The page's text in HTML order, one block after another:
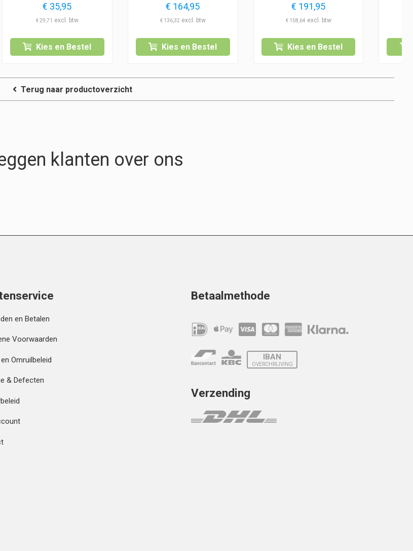
€ 35,95
€29,71
Kies en Bestel
€ 164,95
€136,32
Kies en Bestel
€ 191,95
€158,64
Kies en Bestel
Terug naar productoverzicht
klanten over ons
en Betalen
Voorwaarden
Omruilbeleid
& Defecten
Betaalmethode
IBAN
OVERCHRIJVING
Verzending